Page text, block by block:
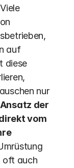
auf
diese
nur
der
vom
oft auch